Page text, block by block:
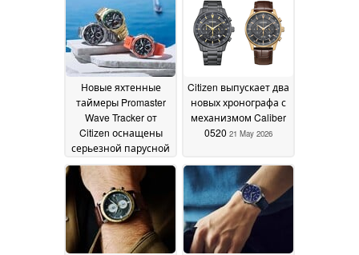
Новые яхтенные
таймеры Promaster
Wave Tracker от
Citizen оснащены
серьезной парусной
техникой22 May 2026
Citizen выпускает два
новых хронографа с
механизмом Caliber
0520 21 May 2026